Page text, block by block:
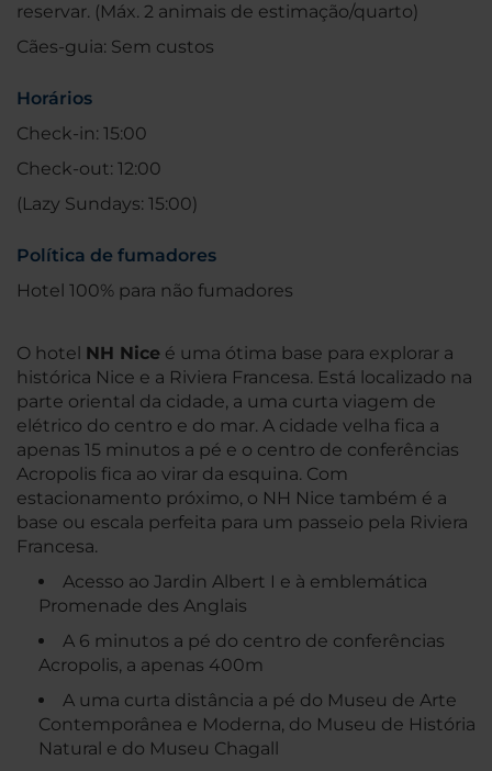
reservar. (Máx. 2 animais de estimação/quarto)
Cães-guia: Sem custos
Horários
Check-in: 15:00
Check-out: 12:00
(Lazy Sundays: 15:00)
Política de fumadores
Hotel 100% para não fumadores
O hotel NH Nice é uma ótima base para explorar a
histórica Nice e a Riviera Francesa. Está localizado na
parte oriental da cidade, a uma curta viagem de
elétrico do centro e do mar. A cidade velha fica a
apenas 15 minutos a pé e o centro de conferências
Acropolis fica ao virar da esquina. Com
estacionamento próximo, o NH Nice também é a
base ou escala perfeita para um passeio pela Riviera
Francesa.
Acesso ao Jardin Albert I e à emblemática
Promenade des Anglais
A 6 minutos a pé do centro de conferências
Acropolis, a apenas 400m
A uma curta distância a pé do Museu de Arte
Contemporânea e Moderna, do Museu de História
Natural e do Museu Chagall